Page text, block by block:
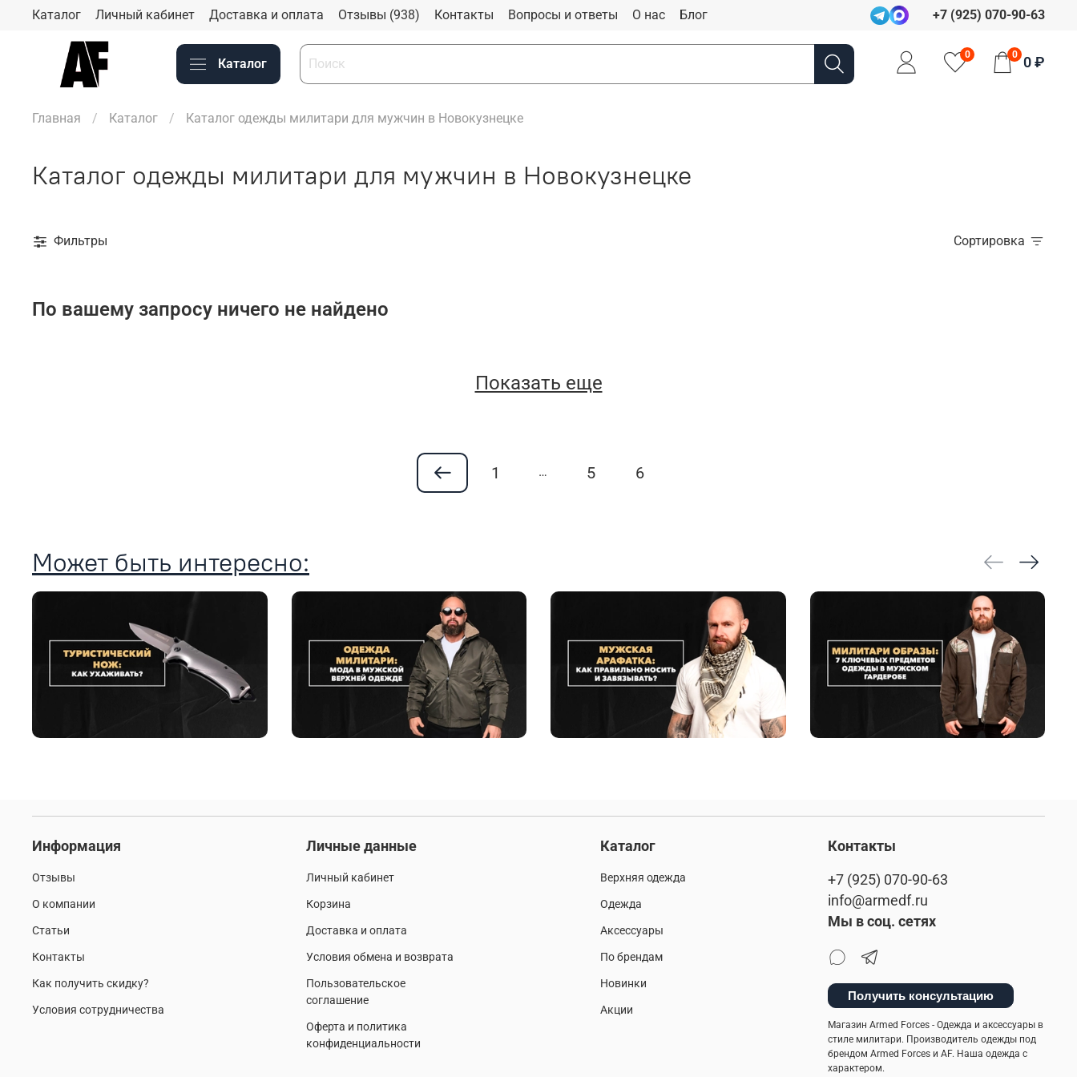
Каталог Личный кабинет Доставка и оплата Отзывы (938) Контакты Вопросы и ответы О нас Блог +7 (925) 070-90-63
Каталог
0 0 0 ₽
Главная Каталог Каталог одежды милитари для мужчин в Новокузнецке
Каталог одежды милитари для мужчин в Новокузнецке
Фильтры Сортировка
По вашему запросу ничего не найдено
Показать еще
1 … 5 6
Может быть интересно:
Информация
Отзывы
О компании
Статьи
Контакты
Как получить скидку?
Условия сотрудничества
Личные данные
Личный кабинет
Корзина
Доставка и оплата
Условия обмена и возврата
Пользовательское
соглашение
Оферта и политика
конфиденциальности
Каталог
Верхняя одежда
Одежда
Аксессуары
По брендам
Новинки
Акции
Контакты
+7 (925) 070-90-63
info@armedf.ru
Мы в соц. сетях
Получить консультацию
Магазин Armed Forces - Одежда и аксессуары в
стиле милитари. Производитель одежды под
брендом Armed Forces и AF. Наша одежда с
характером.